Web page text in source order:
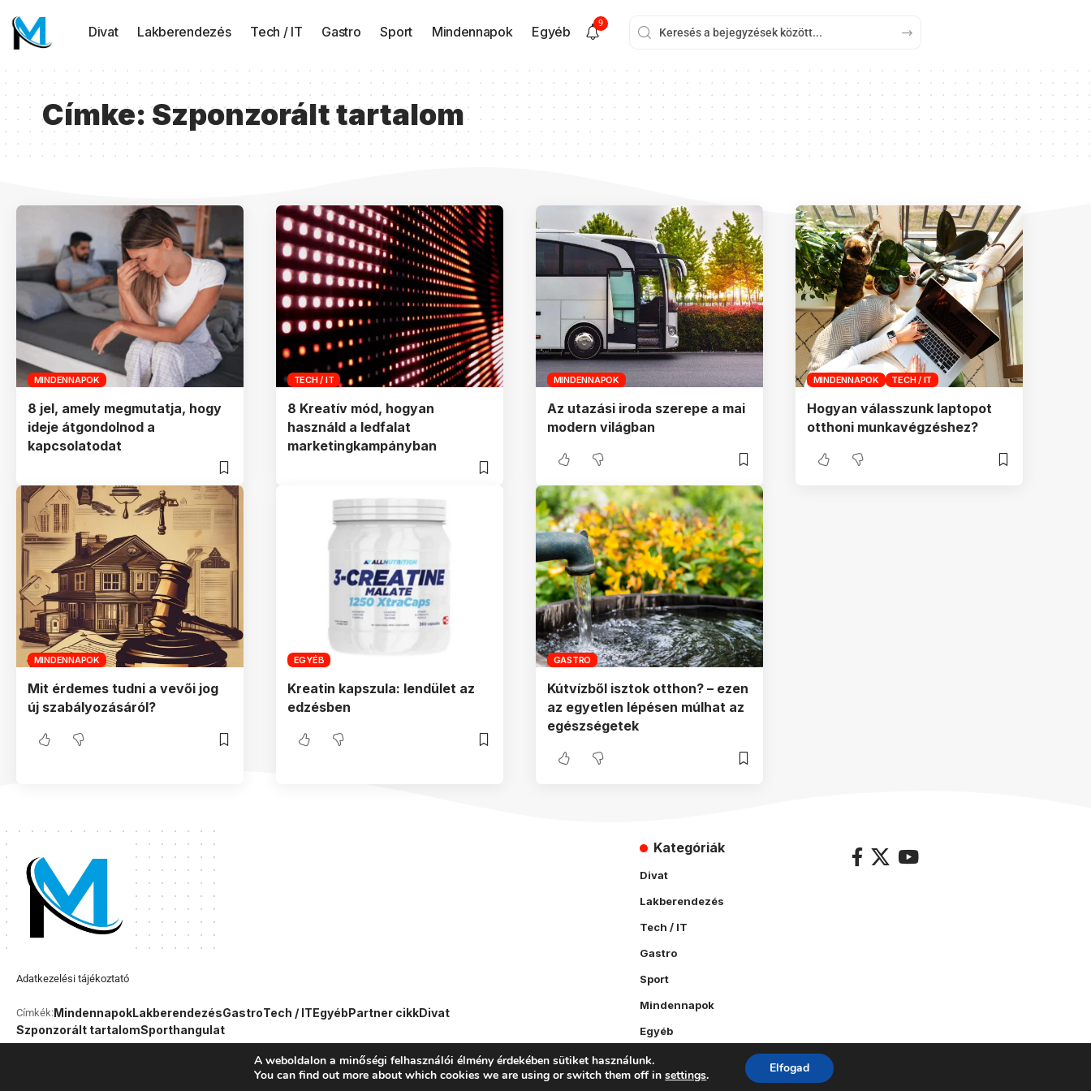
Divat Lakberendezés Tech / IT Gastro Sport Mindennapok Egyéb
9
Címke:Szponzorált tartalom
MINDENNAPOK
8 jel, amely megmutatja, hogy
ideje átgondolnod a
kapcsolatodat
TECH / IT
8 Kreatív mód, hogyan
használd a ledfalat
marketingkampányban
MINDENNAPOK
Az utazási iroda szerepe a mai
modern világban
MINDENNAPOK TECH / IT
Hogyan válasszunk laptopot
otthoni munkavégzéshez?
MINDENNAPOK
Mit érdemes tudni a vevői jog
új szabályozásáról?
EGYÉB
Kreatin kapszula: lendület az
edzésben
GASTRO
Kútvízből isztok otthon? – ezen
az egyetlen lépésen múlhat az
egészségetek
Adatkezelési tájékoztató
Címkék:MindennapokLakberendezésGastroTech / ITEgyébPartner cikkDivat
Szponzorált tartalomSporthangulat
Kategóriák
Divat
Lakberendezés
Tech / IT
Gastro
Sport
Mindennapok
Egyéb
A weboldalon a minőségi felhasználói élmény érdekében sütiket használunk.
You can find out more about which cookies we are using or switch them off insettings. Elfogad